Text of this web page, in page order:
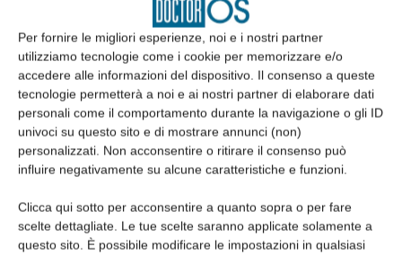
Per fornire le migliori esperienze, noi e i nostri partner
utilizziamo tecnologie come i cookie per memorizzare e/o
accedere alle informazioni del dispositivo. Il consenso a queste
tecnologie permetterà a noi e ai nostri partner di elaborare dati
personali come il comportamento durante la navigazione o gli ID
univoci su questo sito e di mostrare annunci (non)
personalizzati. Non acconsentire o ritirare il consenso può
influire negativamente su alcune caratteristiche e funzioni.
Clicca qui sotto per acconsentire a quanto sopra o per fare
scelte dettagliate. Le tue scelte saranno applicate solamente a
questo sito. È possibile modificare le impostazioni in qualsiasi
Abbonati